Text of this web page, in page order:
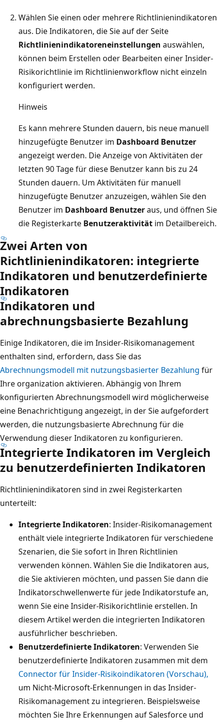
Wählen Sie einen oder mehrere Richtlinienindikatoren
aus. Die Indikatoren, die Sie auf der Seite
Richtlinienindikatoreneinstellungen auswählen,
können beim Erstellen oder Bearbeiten einer Insider-
Risikorichtlinie im Richtlinienworkflow nicht einzeln
konfiguriert werden.
Hinweis
Es kann mehrere Stunden dauern, bis neue manuell
hinzugefügte Benutzer im Dashboard Benutzer
angezeigt werden. Die Anzeige von Aktivitäten der
letzten 90 Tage für diese Benutzer kann bis zu 24
Stunden dauern. Um Aktivitäten für manuell
hinzugefügte Benutzer anzuzeigen, wählen Sie den
Benutzer im Dashboard Benutzeraus, und öffnen Sie
die Registerkarte Benutzeraktivität im Detailbereich.
Zwei Arten von
Richtlinienindikatoren: integrierte
Indikatoren und benutzerdefinierte
Indikatoren
Indikatoren und
abrechnungsbasierte Bezahlung
Einige Indikatoren, die im Insider-Risikomanagement
enthalten sind, erfordern, dass Sie das
Abrechnungsmodell mit nutzungsbasierter Bezahlung für
Ihre organization aktivieren. Abhängig von Ihrem
konfigurierten Abrechnungsmodell wird möglicherweise
eine Benachrichtigung angezeigt, in der Sie aufgefordert
werden, die nutzungsbasierte Abrechnung für die
Verwendung dieser Indikatoren zu konfigurieren.
Integrierte Indikatoren im Vergleich
zu benutzerdefinierten Indikatoren
Richtlinienindikatoren sind in zwei Registerkarten
unterteilt:
Integrierte Indikatoren: Insider-Risikomanagement
enthält viele integrierte Indikatoren für verschiedene
Szenarien, die Sie sofort in Ihren Richtlinien
verwenden können. Wählen Sie die Indikatoren aus,
die Sie aktivieren möchten, und passen Sie dann die
Indikatorschwellenwerte für jede Indikatorstufe an,
wenn Sie eine Insider-Risikorichtlinie erstellen. In
diesem Artikel werden die integrierten Indikatoren
ausführlicher beschrieben.
Benutzerdefinierte Indikatoren: Verwenden Sie
benutzerdefinierte Indikatoren zusammen mit dem
Connector für Insider-Risikoindikatoren (Vorschau),
um Nicht-Microsoft-Erkennungen in das Insider-
Risikomanagement zu integrieren. Beispielsweise
möchten Sie Ihre Erkennungen auf Salesforce und